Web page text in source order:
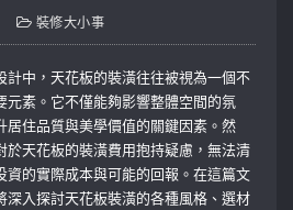
裝修大小事
計中，天花板的裝潢往往被視為一個不
元素。它不僅能夠影響整體空間的氛
居住品質與美學價值的關鍵因素。然
於天花板的裝潢費用抱持疑慮，無法清
資的實際成本與可能的回報。在這篇文
深入探討天花板裝潢的各種風格、選材